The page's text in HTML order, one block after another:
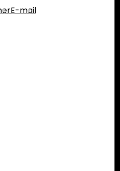
E-mail